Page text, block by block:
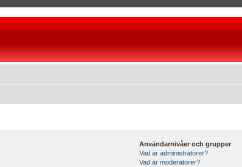
Användarnivåer och grupper
Vad är administratörer?
Vad är moderatorer?